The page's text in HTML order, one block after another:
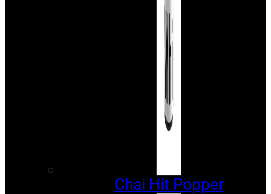
Chai Hít Popper